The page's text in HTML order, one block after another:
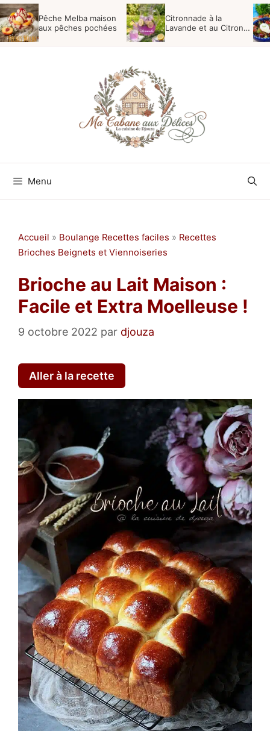
Aller
au
contenu
Pêche Melba maison
aux pêches pochées
Citronnade à la
Lavande et au Citron
Menu
Accueil » Boulange Recettes faciles » Recettes
Brioches Beignets et Viennoiseries
Brioche au Lait Maison :
Facile et Extra Moelleuse !
9 octobre 2022 par djouza
Aller à la recette